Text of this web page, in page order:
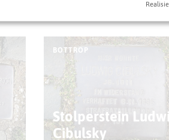
BOTTROP
Stolperstein
Cibulsky